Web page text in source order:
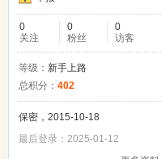
0
关注
0
粉丝
0
访客
等级： 新手上路
总积分： 402
保密，2015-10-18
最后登录：2025-01-12